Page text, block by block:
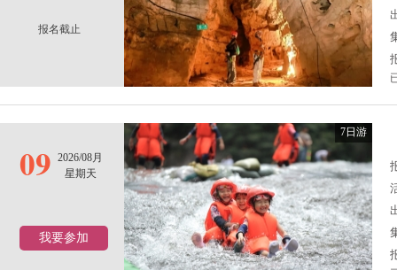
报名截止
09 2026/08月
星期天
我要参加
7日游